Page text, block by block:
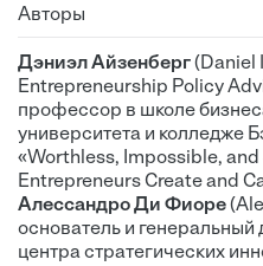
Авторы
Дэниэл Айзенберг(Daniel
Entrepreneurship Policy
профессор в школе
университета и колледже
«Worthless, Impossible,
Entrepreneurs Create and
Алессандро Ди Фиоре
основатель и генеральный
центра стратегических